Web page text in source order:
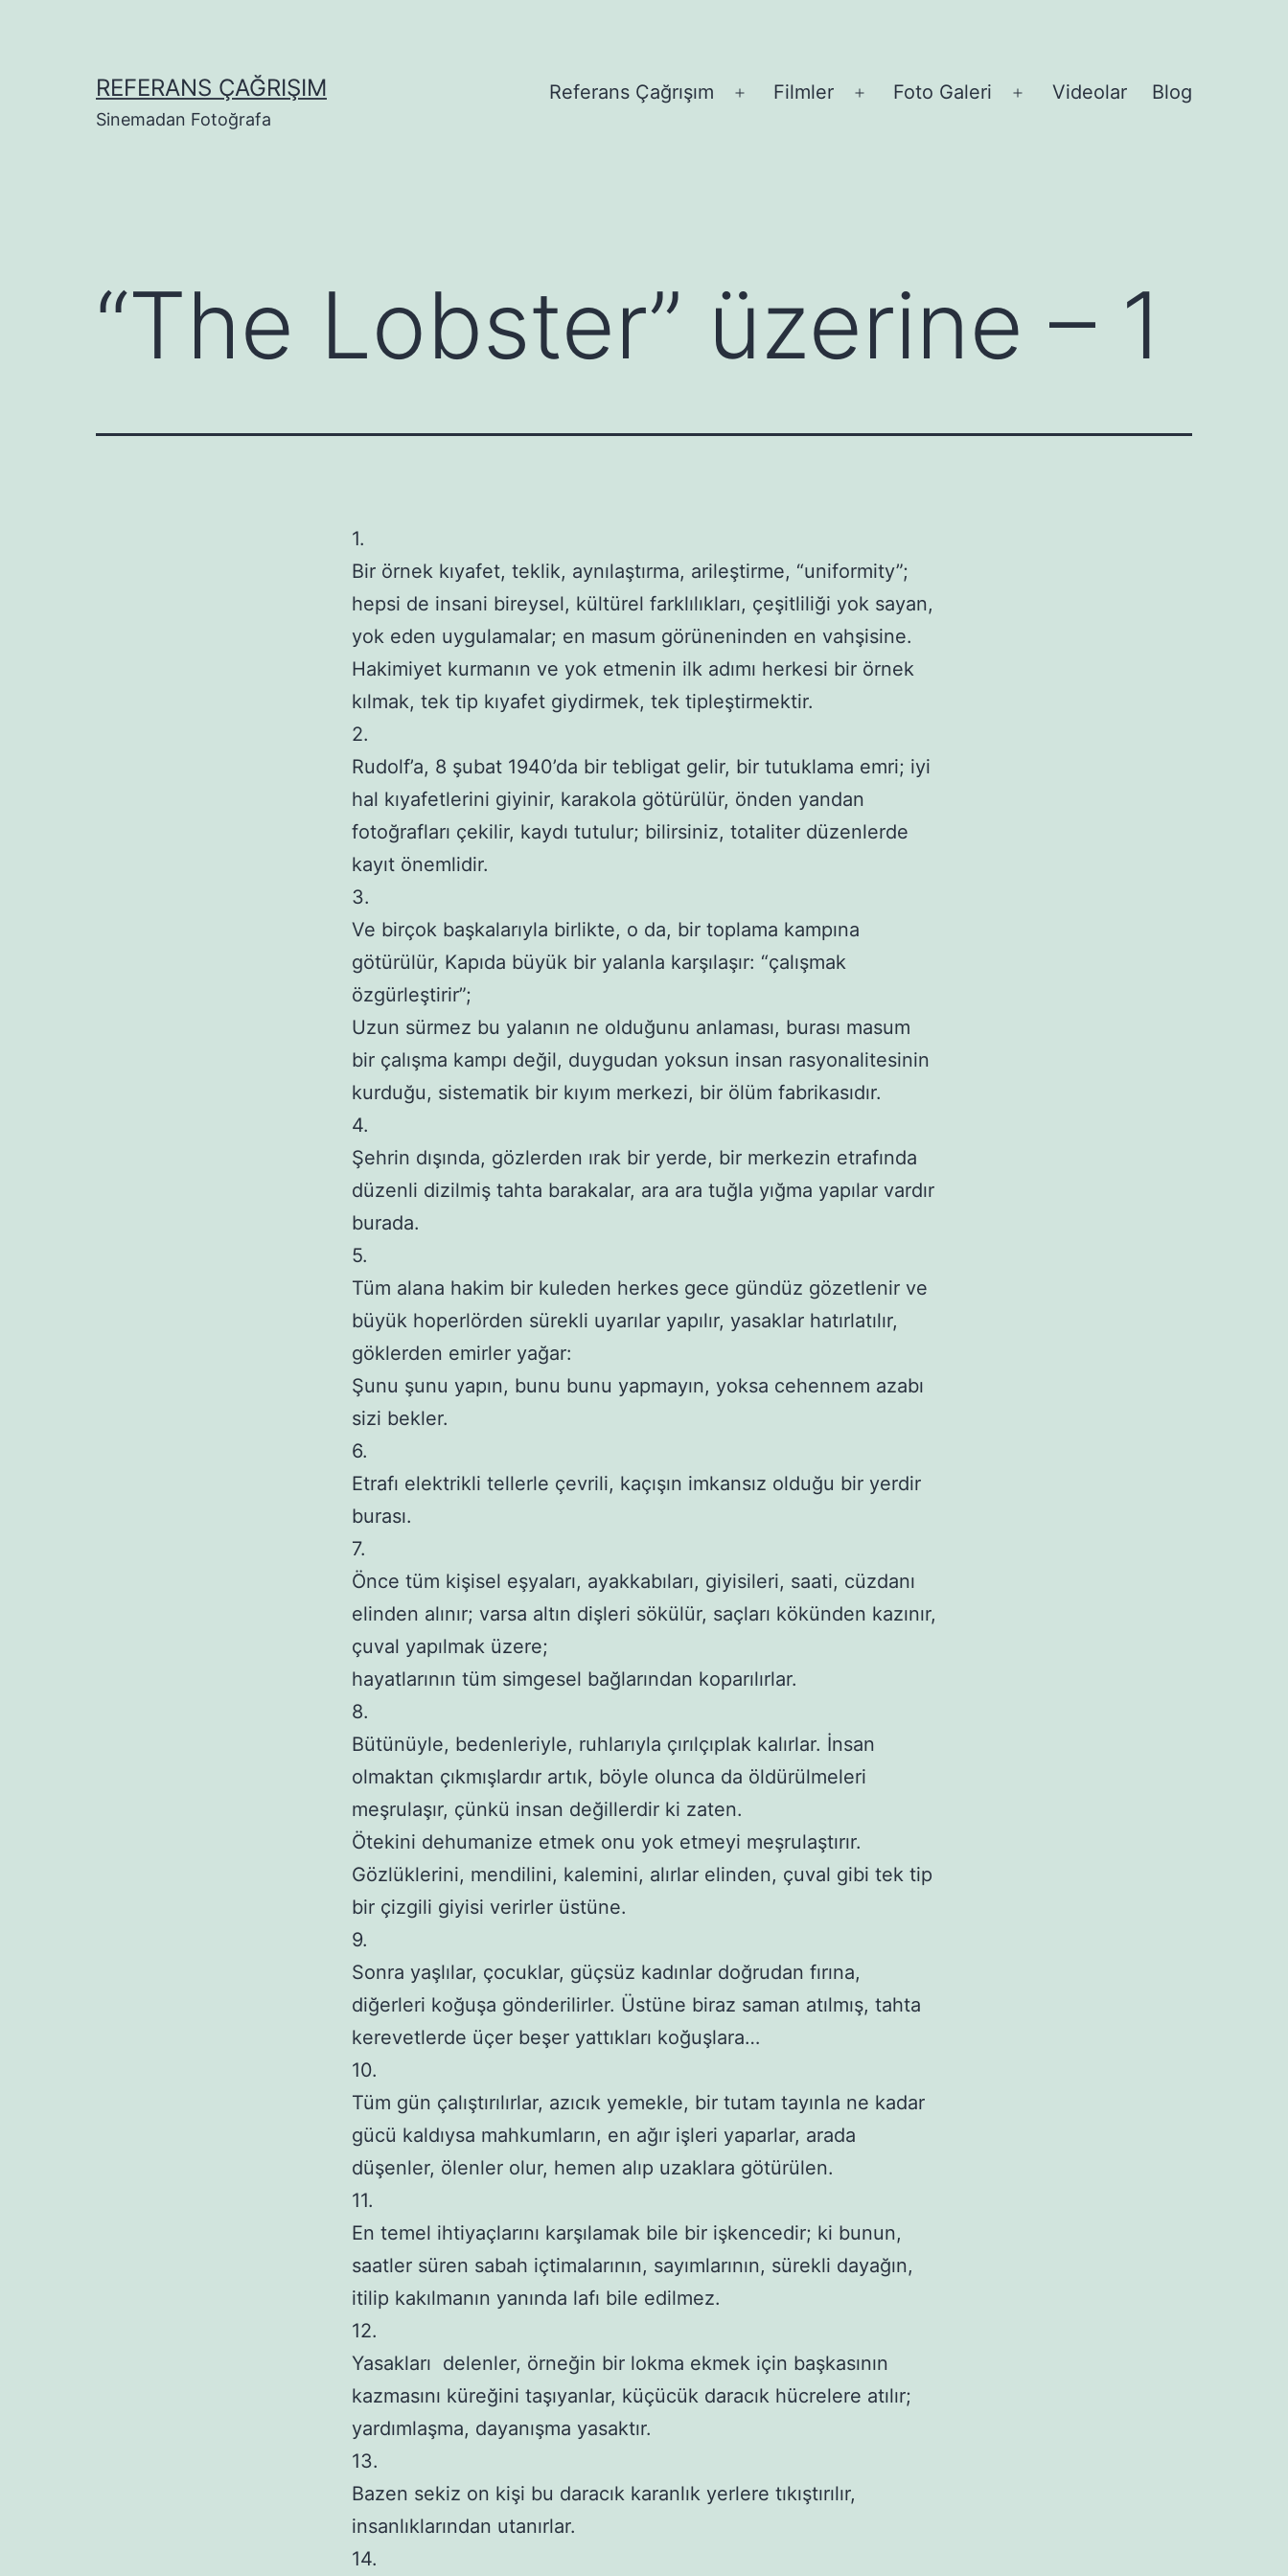
REFERANS ÇAĞRIŞIM
Sinemadan Fotoğrafa
Referans Çağrışım
Open
Filmler
Open
Foto Galeri
Open
Videolar Blog
“The Lobster” üzerine – 1
1.
Bir örnek kıyafet, teklik, aynılaştırma, arileştirme, “uniformity”;
hepsi de insani bireysel, kültürel farklılıkları, çeşitliliği yok sayan,
yok eden uygulamalar; en masum görüneninden en vahşisine.
Hakimiyet kurmanın ve yok etmenin ilk adımı herkesi bir örnek
kılmak, tek tip kıyafet giydirmek, tek tipleştirmektir.
2.
Rudolf’a, 8 şubat 1940’da bir tebligat gelir, bir tutuklama emri; iyi
hal kıyafetlerini giyinir, karakola götürülür, önden yandan
fotoğrafları çekilir, kaydı tutulur; bilirsiniz, totaliter düzenlerde
kayıt önemlidir.
3.
Ve birçok başkalarıyla birlikte, o da, bir toplama kampına
götürülür, Kapıda büyük bir yalanla karşılaşır: “çalışmak
özgürleştirir”;
Uzun sürmez bu yalanın ne olduğunu anlaması, burası masum
bir çalışma kampı değil, duygudan yoksun insan rasyonalitesinin
kurduğu, sistematik bir kıyım merkezi, bir ölüm fabrikasıdır.
4.
Şehrin dışında, gözlerden ırak bir yerde, bir merkezin etrafında
düzenli dizilmiş tahta barakalar, ara ara tuğla yığma yapılar vardır
burada.
5.
Tüm alana hakim bir kuleden herkes gece gündüz gözetlenir ve
büyük hoperlörden sürekli uyarılar yapılır, yasaklar hatırlatılır,
göklerden emirler yağar:
Şunu şunu yapın, bunu bunu yapmayın, yoksa cehennem azabı
sizi bekler.
6.
Etrafı elektrikli tellerle çevrili, kaçışın imkansız olduğu bir yerdir
burası.
7.
Önce tüm kişisel eşyaları, ayakkabıları, giyisileri, saati, cüzdanı
elinden alınır; varsa altın dişleri sökülür, saçları kökünden kazınır,
çuval yapılmak üzere;
hayatlarının tüm simgesel bağlarından koparılırlar.
8.
Bütünüyle, bedenleriyle, ruhlarıyla çırılçıplak kalırlar. İnsan
olmaktan çıkmışlardır artık, böyle olunca da öldürülmeleri
meşrulaşır, çünkü insan değillerdir ki zaten.
Ötekini dehumanize etmek onu yok etmeyi meşrulaştırır.
Gözlüklerini, mendilini, kalemini, alırlar elinden, çuval gibi tek tip
bir çizgili giyisi verirler üstüne.
9.
Sonra yaşlılar, çocuklar, güçsüz kadınlar doğrudan fırına,
diğerleri koğuşa gönderilirler. Üstüne biraz saman atılmış, tahta
kerevetlerde üçer beşer yattıkları koğuşlara…
10.
Tüm gün çalıştırılırlar, azıcık yemekle, bir tutam tayınla ne kadar
gücü kaldıysa mahkumların, en ağır işleri yaparlar, arada
düşenler, ölenler olur, hemen alıp uzaklara götürülen.
11.
En temel ihtiyaçlarını karşılamak bile bir işkencedir; ki bunun,
saatler süren sabah içtimalarının, sayımlarının, sürekli dayağın,
itilip kakılmanın yanında lafı bile edilmez.
12.
Yasakları  delenler, örneğin bir lokma ekmek için başkasının
kazmasını küreğini taşıyanlar, küçücük daracık hücrelere atılır;
yardımlaşma, dayanışma yasaktır.
13.
Bazen sekiz on kişi bu daracık karanlık yerlere tıkıştırılır,
insanlıklarından utanırlar.
14.